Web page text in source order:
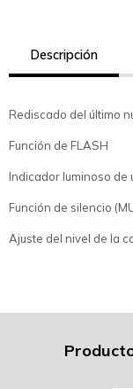
Descripción
Rediscado del último
Función de FLASH
Indicador luminoso de
Función de silencio
Ajuste del nivel de la